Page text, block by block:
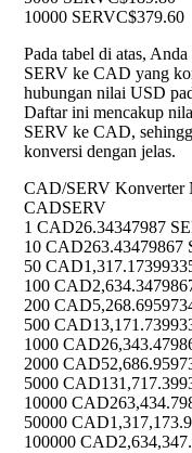
10000 SERVC$379.60
Pada tabel di atas,
SERV ke CAD yang
hubungan nilai USD
Daftar ini mencakup
SERV ke CAD,
konversi dengan jelas.
CAD/SERV Konverter
CADSERV
1 CAD26.34347987
10 CAD263.43479867
50 CAD
100 CAD
200 CAD
500 CAD
1000 CAD
2000 CAD
5000 CAD
10000 CAD
50000 CAD
100000 CAD